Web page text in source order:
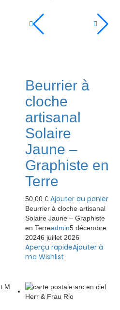
Beurrier à
cloche
artisanal
Solaire
Jaune –
Graphiste en
Terre
50,00 € Ajouter au panier
Beurrier à cloche artisanal
Solaire Jaune – Graphiste
en Terreadmin5 décembre
20246 juillet 2026
Aperçu rapideAjouter à
ma Wishlist